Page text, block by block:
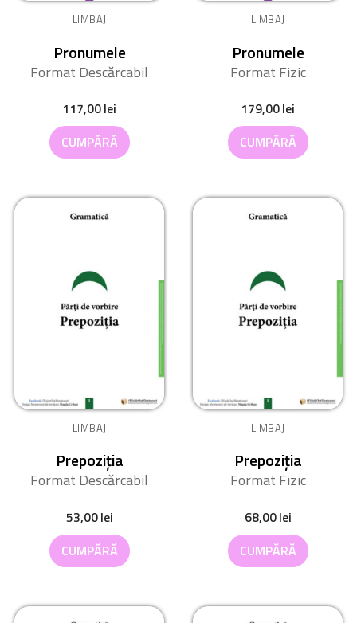
LIMBAJ
Pronumele
Format Descărcabil
117,00lei
CUMPĂRĂ
LIMBAJ
Pronumele
Format Fizic
179,00lei
CUMPĂRĂ
LIMBAJ
Prepoziția
Format Descărcabil
53,00lei
CUMPĂRĂ
LIMBAJ
Prepoziția
Format Fizic
68,00lei
CUMPĂRĂ